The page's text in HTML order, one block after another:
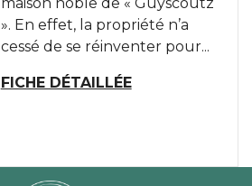
». En effet, la propriété n’a
cessé de se réinventer pour...
FICHE DÉTAILLÉE